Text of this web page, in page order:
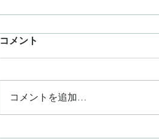
雑誌【VERY】8月号に掲載さ
コメント
コメントを追加…